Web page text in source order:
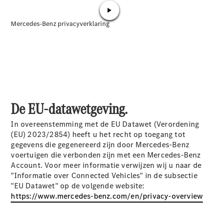
Elektrische modellen
Plug-in Hybrid modellen
Alle
Limousine
CLA
Elektrisch
CLA
C-Klasse
Limousine
C-Klasse
Limousine
Elektrisch
De EU-datawetgeving.
In overeenstemming met de EU Datawet (Verordening
(EU) 2023/2854) heeft u het recht op toegang tot
gegevens die gegenereerd zijn door Mercedes-Benz
voertuigen die verbonden zijn met een Mercedes-Benz
Account. Voor meer informatie verwijzen wij u naar de
"Informatie over Connected Vehicles" in de subsectie
"EU Datawet" op de volgende website:
https://www.mercedes-benz.com/en/privacy-overview